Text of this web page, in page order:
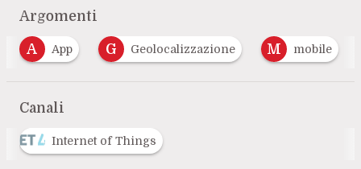
Argomenti
A App G Geolocalizzazione M mobile
Canali
Internet of Things